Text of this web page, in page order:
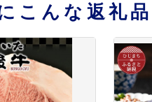
こんな返礼